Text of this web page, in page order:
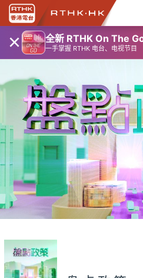
× 全新 RTHK On The
一手掌握 RTHK 电台、电视节目